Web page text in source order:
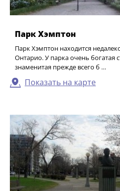
Парк Хэмптон
Парк Хэмптон находится
Онтарио. У парка очень богатая
знаменитая прежде всего б …
Показать на карте